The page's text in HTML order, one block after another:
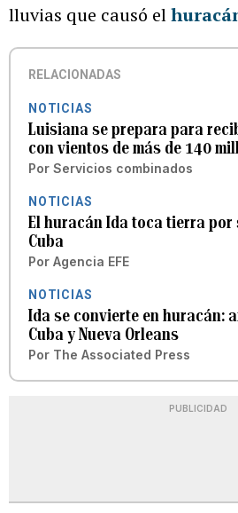
lluvias que causó el
RELACIONADAS
NOTICIAS
Luisiana se prepara para
con vientos de más de 140
Por Servicios combinados
NOTICIAS
El huracán Ida toca tierra por
Cuba
Por Agencia EFE
NOTICIAS
Ida se convierte en huracán:
Cuba y Nueva Orleans
Por The Associated Press
PUBLICIDAD